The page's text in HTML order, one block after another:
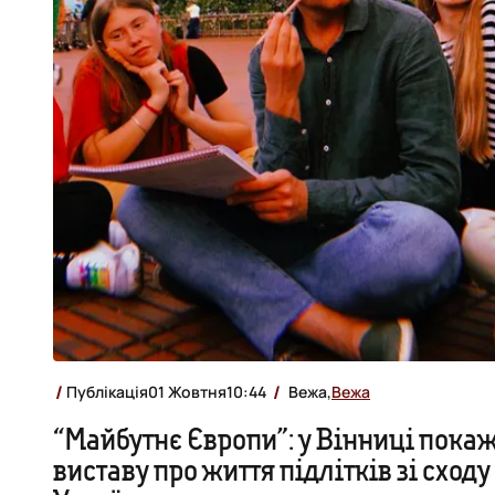
Публікація01 Жовтня10:44 Вежа,Вежа
“Майбутнє Європи”: у Вінниці
виставу про життя підлітків зі сходу